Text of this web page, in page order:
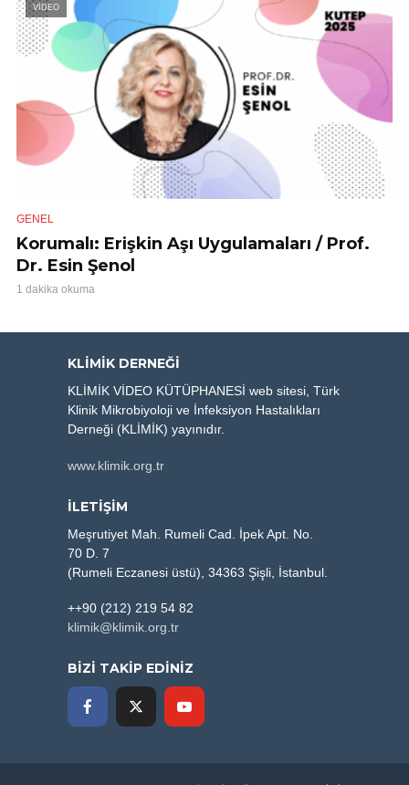
VİDEO
GENEL
Korumalı: Erişkin Aşı Uygulamaları / Prof.
Dr. Esin Şenol
1 dakika okuma
KLIMIK DERNEĞI
KLİMİK VİDEO KÜTÜPHANESİ web sitesi, Türk
Klinik Mikrobiyoloji ve İnfeksiyon Hastalıkları
Derneği (KLİMİK) yayınıdır.
www.klimik.org.tr
İLETİŞİM
Meşrutiyet Mah. Rumeli Cad. İpek Apt. No.
70 D. 7
(Rumeli Eczanesi üstü), 34363 Şişli, İstanbul.
++90 (212) 219 54 82
klimik@klimik.org.tr
BİZİ TAKİP EDİNİZ